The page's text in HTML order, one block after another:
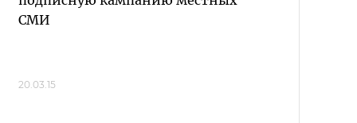
СМИ
20.03.15